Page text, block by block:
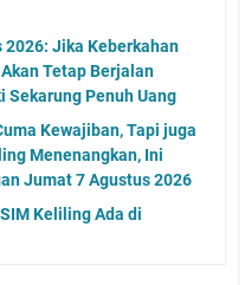
2026: Jika Keberkahan
Tetap Berjalan
Penuh Uang
Kewajiban, Tapi juga
Menenangkan, Ini
Jumat 7 Agustus 2026
Keliling Ada di